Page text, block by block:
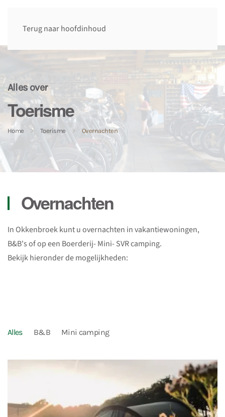
Terug naar hoofdinhoud
Alles over
Toerisme
Home Toerisme Overnachten
Overnachten
In Okkenbroek kunt u overnachten in vakantiewoningen,
B&B's of op een Boerderij- Mini- SVR camping.
Bekijk hieronder de mogelijkheden:
Alles B&B Mini camping